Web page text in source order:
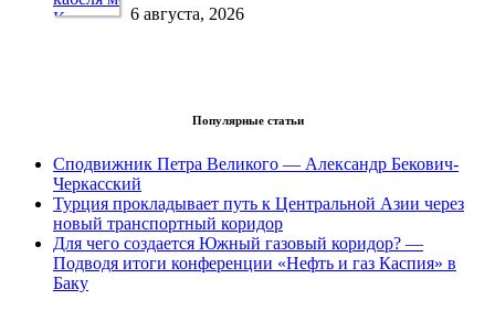
6 августа, 2026
Популярные статьи
Сподвижник Петра Великого — Александр Бекович-
Черкасский
Турция прокладывает путь к Центральной Азии через
новый транспортный коридор
Для чего создается Южный газовый коридор? —
Подводя итоги конференции «Нефть и газ Каспия» в
Баку